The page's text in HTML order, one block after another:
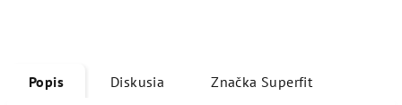
Popis Diskusia Značka Superfit